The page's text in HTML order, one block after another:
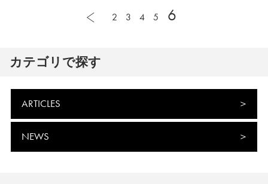
2 3 4 5 6
カテゴリで探す
ARTICLES
NEWS